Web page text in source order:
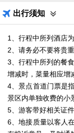
出行须知
1、行程中所列酒店
2、请务必不要将贵
3、行程中所列的餐
增减时，菜量相应增
4、景点首道门票是
景区内单独收费的小
5、游客带好相关证
6、地接质量以客人